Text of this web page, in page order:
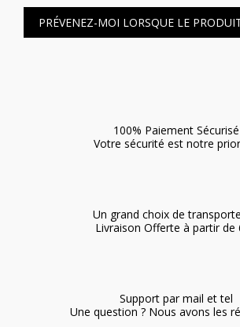
PRÉVENEZ-MOI LORSQUE LE
100% Paiement Sécurisé
Votre sécurité est notre
Un grand choix de
Livraison Offerte à partir de
Support par mail et tel
Une question ? Nous avons les